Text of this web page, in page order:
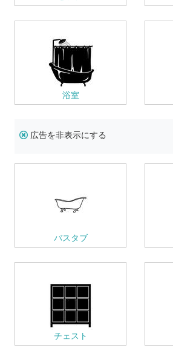
浴室
広告を非表示にする
バスタブ
チェスト